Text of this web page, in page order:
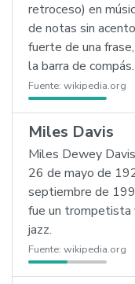
retroceso) en
de notas sin
fuerte de una
la barra de compás.
Fuente: wikipedia.org
Miles Davis
Miles Dewey
26 de mayo de
septiembre de
fue un trompetista
jazz.
Fuente: wikipedia.org